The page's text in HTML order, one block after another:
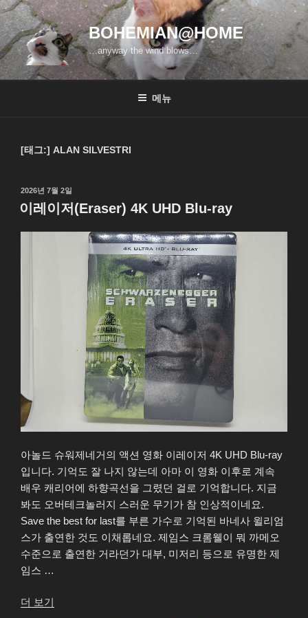
콘
텐
츠
로
바
BOHEMIAN@HOME
…anyway the wind blows…
메뉴
[태그:] ALAN SILVESTRI
작
성
일
2026년 7월 2일
이레이저(Eraser) 4K UHD Blu-ray
아놀드 슈워제네거의 액션 영화 이레이저 4K UHD Blu-ray
입니다. 기억도 잘 나지 않는데 아마 이 영화 이후로 계속
배우 캐리어에 하향곡선을 그렸던 걸로 기억합니다. 지금
봐도 오버테크놀러지 스러운 무기가 참 인상적이네요.
Save the best for last를 부른 가수로 기억된 바네사 윌리엄
스가 출연한 것도 이채롭네요. 제임스 크롬웰이 뭐 까메오
수준으로 출연한 거라던가 대부, 미저리 등으로 유명한 제
임스 …
더 보기